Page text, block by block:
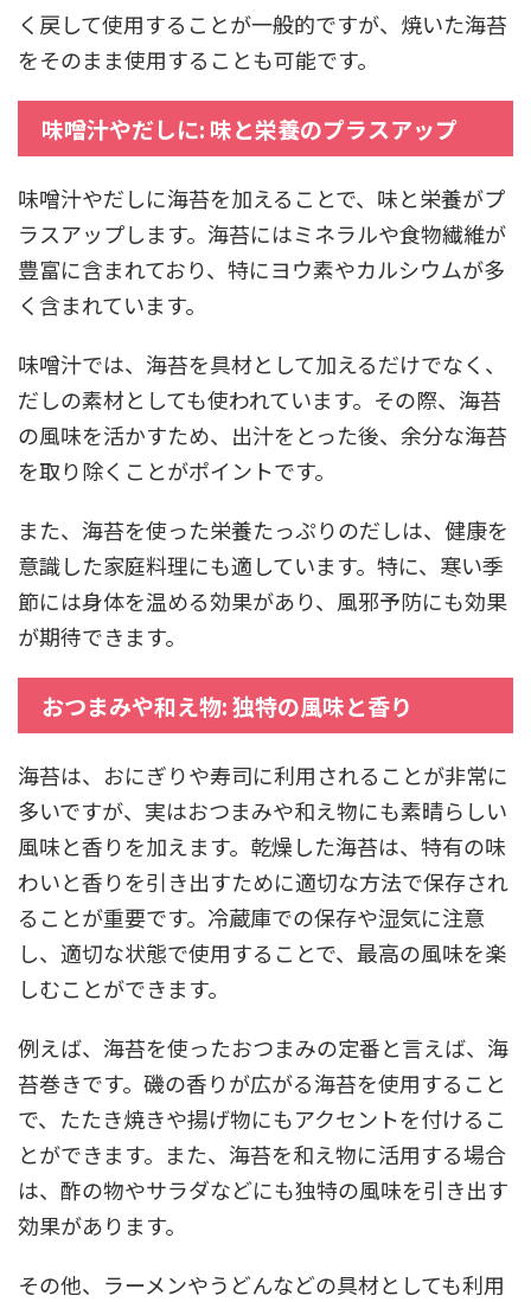
く戻して使用することが一般的ですが、焼いた海苔
をそのまま使用することも可能です。
味噌汁やだしに: 味と栄養のプラスアップ
味噌汁やだしに海苔を加えることで、味と栄養がプ
ラスアップします。海苔にはミネラルや食物繊維が
豊富に含まれており、特にヨウ素やカルシウムが多
く含まれています。
味噌汁では、海苔を具材として加えるだけでなく、
だしの素材としても使われています。その際、海苔
の風味を活かすため、出汁をとった後、余分な海苔
を取り除くことがポイントです。
また、海苔を使った栄養たっぷりのだしは、健康を
意識した家庭料理にも適しています。特に、寒い季
節には身体を温める効果があり、風邪予防にも効果
が期待できます。
おつまみや和え物: 独特の風味と香り
海苔は、おにぎりや寿司に利用されることが非常に
多いですが、実はおつまみや和え物にも素晴らしい
風味と香りを加えます。乾燥した海苔は、特有の味
わいと香りを引き出すために適切な方法で保存され
ることが重要です。冷蔵庫での保存や湿気に注意
し、適切な状態で使用することで、最高の風味を楽
しむことができます。
例えば、海苔を使ったおつまみの定番と言えば、海
苔巻きです。磯の香りが広がる海苔を使用すること
で、たたき焼きや揚げ物にもアクセントを付けるこ
とができます。また、海苔を和え物に活用する場合
は、酢の物やサラダなどにも独特の風味を引き出す
効果があります。
その他、ラーメンやうどんなどの具材としても利用